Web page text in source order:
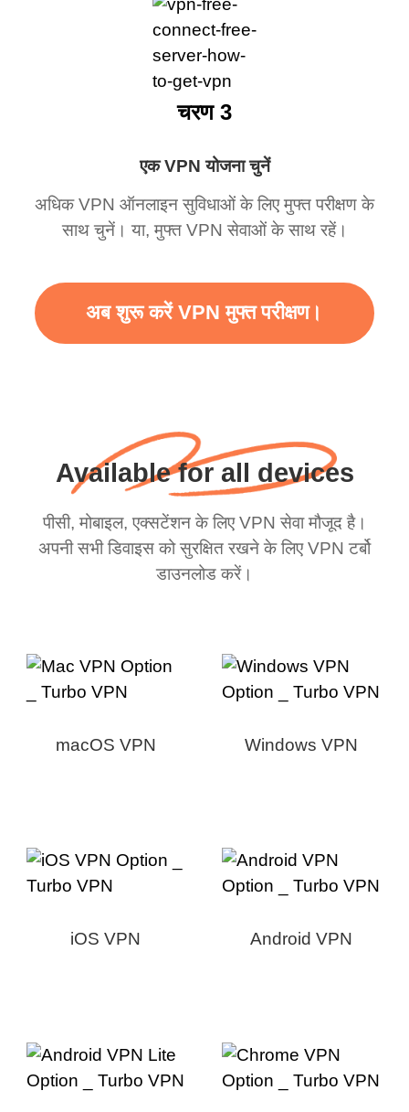
एक VPN योजना चुनें
अधिक VPN ऑनलाइन सुविधाओं के लिए मुफ्त परीक्षण के
साथ चुनें। या, मुफ्त VPN सेवाओं के साथ रहें।
चरण 3
अब शुरू करें VPN मुफ्त परीक्षण।
Available for all devices
पीसी, मोबाइल, एक्सटेंशन के लिए VPN सेवा मौजूद है।
अपनी सभी डिवाइस को सुरक्षित रखने के लिए VPN टर्बो
डाउनलोड करें।
macOS VPN Windows VPN
iOS VPN Android VPN